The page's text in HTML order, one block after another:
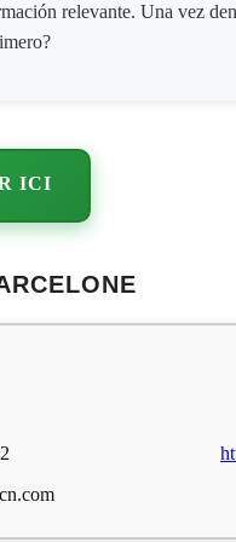
relevante. Una vez
ICI